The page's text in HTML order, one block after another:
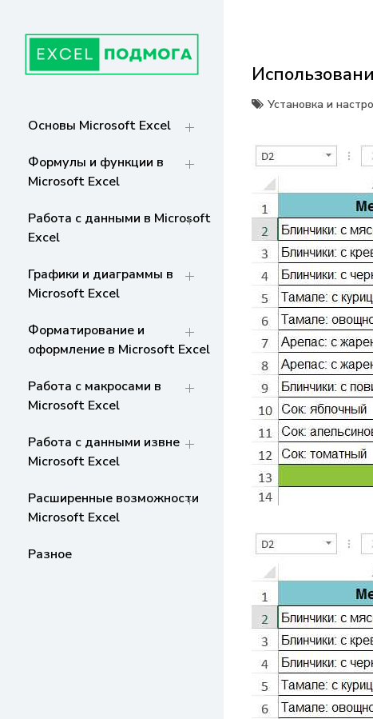
содержанию
СТРАНИЦА
путь к экспертности!
Основы Microsoft Excel
Формулы и функции в
Microsoft Excel
Работа с данными в Microsoft
Excel
Графики и диаграммы в
Microsoft Excel
Форматирование и
оформление в Microsoft Excel
Работа с макросами в
Microsoft Excel
Работа с данными извне
Microsoft Excel
Расширенные возможности
Microsoft Excel
Разное
Установка и